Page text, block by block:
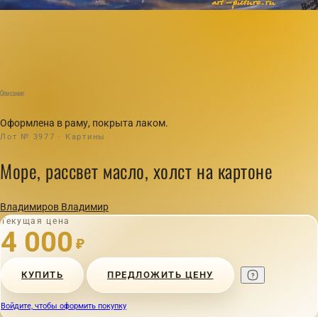
Описание
Оформлена в раму, покрыта лаком.
Лот № 3977 · Картины
Море, рассвет масло, холст на картоне
Владимиров Владимир
Текущая цена
4 000 ₽
КУПИТЬ ПРЕДЛОЖИТЬ ЦЕНУ
Войдите, чтобы оформить покупку